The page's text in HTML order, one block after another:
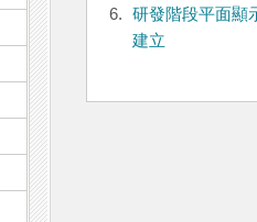
6.
研發階段平面顯
建立